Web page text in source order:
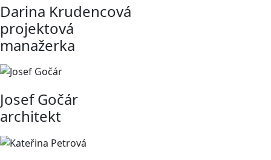
Darina Krudencová
projektová
manažerka
Josef Gočár
architekt